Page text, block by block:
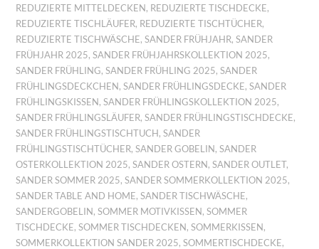
REDUZIERTE MITTELDECKEN , REDUZIERTE TISCHDECKE,
REDUZIERTE TISCHLÄUFER, REDUZIERTE TISCHTÜCHER,
REDUZIERTE TISCHWÄSCHE,SANDER FRÜHJAHR,SANDER
FRÜHJAHR 2025,SANDER FRÜHJAHRSKOLLEKTION 2025,
SANDER FRÜHLING,SANDER FRÜHLING 2025,SANDER
FRÜHLINGSDECKCHEN ,SANDER FRÜHLINGSDECKE,SANDER
FRÜHLINGSKISSEN ,SANDER FRÜHLINGSKOLLEKTION 2025,
SANDER FRÜHLINGSLÄUFER,SANDER FRÜHLINGSTISCHDECKE,
SANDER FRÜHLINGSTISCHTUCH ,SANDER
FRÜHLINGSTISCHTÜCHER,SANDER GOBELIN ,SANDER
OSTERKOLLEKTION 2025,SANDER OSTERN ,SANDER OUTLET,
SANDER SOMMER 2025,SANDER SOMMERKOLLEKTION 2025,
SANDER TABLE AND HOME,SANDER TISCHWÄSCHE,
SANDERGOBELIN ,SOMMER MOTIVKISSEN ,SOMMER
TISCHDECKE,SOMMER TISCHDECKEN ,SOMMERKISSEN ,
SOMMERKOLLEKTION SANDER 2025,SOMMERTISCHDECKE,